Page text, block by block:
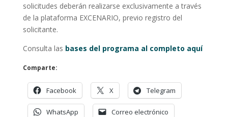
solicitudes deberán realizarse exclusivamente a través
de la plataforma EXCENARIO, previo registro del
solicitante.
Consulta las bases del programa al completo aquí
Comparte:
Facebook X Telegram
WhatsApp Correo electrónico